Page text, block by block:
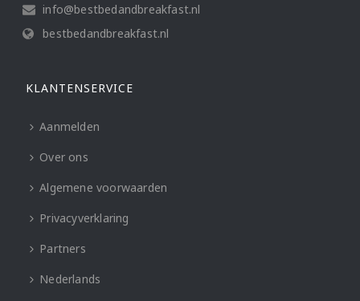
info@bestbedandbreakfast.nl
bestbedandbreakfast.nl
KLANTENSERVICE
Aanmelden
Over ons
Algemene voorwaarden
Privacyverklaring
Partners
Nederlands